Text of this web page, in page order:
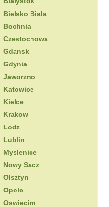
Bielsko Biala
Bochnia
Czestochowa
Gdansk
Gdynia
Jaworzno
Katowice
Kielce
Krakow
Lodz
Lublin
Myslenice
Nowy Sacz
Olsztyn
Opole
Oswiecim